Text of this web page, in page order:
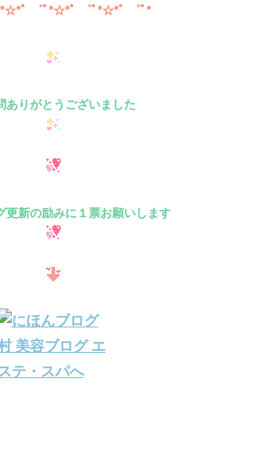
ﾟ ゜ﾟ*☆*ﾟ ゜ﾟ*☆*ﾟ ゜ﾟ*
ありがとうございました
更新の励みに１票お願いします